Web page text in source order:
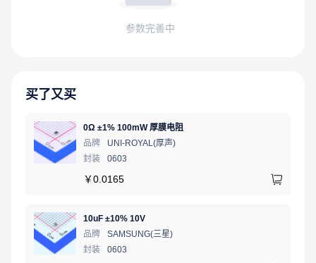
参数完善中
买了又买
0Ω ±1% 100mW 厚膜电阻
品牌
UNI-ROYAL(厚声)
封装
0603
￥0.0165
10uF ±10% 10V
品牌
SAMSUNG(三星)
封装
0603